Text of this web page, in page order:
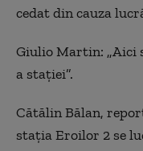
cedat din cauza
Giulio Martin: „Aici
a staţiei”.
Cătălin Bălan,
staţia Eroilor 2 se